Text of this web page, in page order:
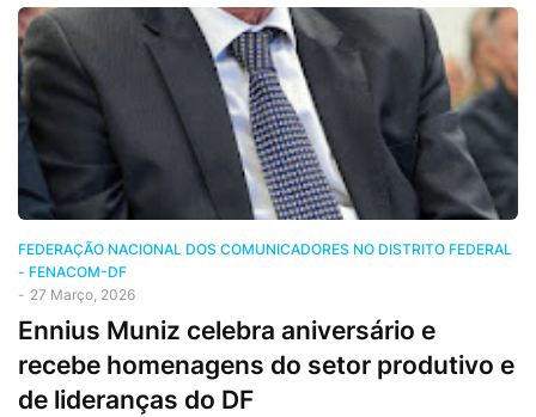
FEDERAÇÃO NACIONAL DOS COMUNICADORES NO DISTRITO FEDERAL
- FENACOM-DF
- 27 Março, 2026
Ennius Muniz celebra aniversário e
recebe homenagens do setor produtivo e
de lideranças do DF